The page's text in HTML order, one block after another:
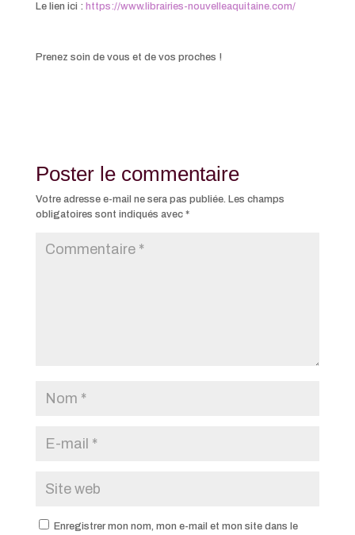
Le lien ici : https://www.librairies-nouvelleaquitaine.com/
Prenez soin de vous et de vos proches !
Poster le commentaire
Votre adresse e-mail ne sera pas publiée. Les champs
obligatoires sont indiqués avec *
Enregistrer mon nom, mon e-mail et mon site dans le